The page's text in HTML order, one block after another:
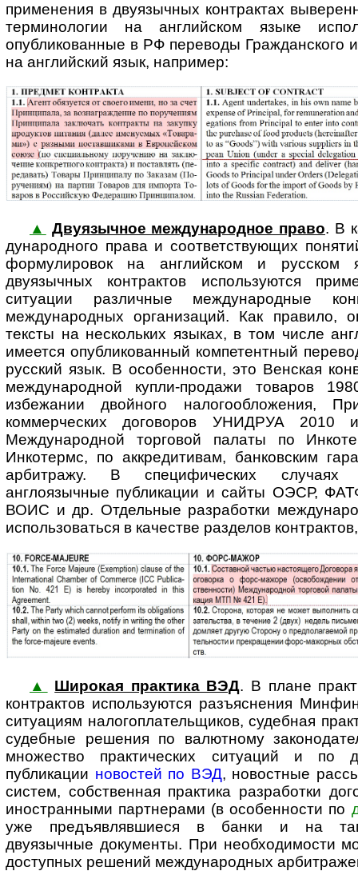
применения в двуязычных контрактах
терминологии на английском языке
опубликованные в РФ переводы Гражданского
на английский язык, например:
▲ Двуязычное международное право. В
ду­на­род­но­го права и со­от­вет­ст­ву­ю­щих
формулировок на английском и русском
двуязычных контрактов используются
ситуации различные международные
международных организаций. Как правило,
тексты на нескольких языках, в том числе
имеется опубликованный компетентный
русский язык. В особенности, это Венская
международной купли-продажи товаров
избежании двойного налогообложения,
коммерческих договоров УНИДРУА 2010
Международной торговой палаты по
Инкотермс, по аккредитивам, банковским
арбитражу. В специфических случаях
англоязычные публикации и сайты ОЭСР,
ВОИС и др. Отдельные разработки
использоваться в качестве разделов
▲ Широкая практика ВЭД. В плане
кон­т­рак­тов используются разъяснения
ситуациям налогоплательщиков, судебная
судебные решения по валютному
множество практических ситуаций и по
публикации новостей по ВЭД, новостные
систем, собственная практика разработки
иностранными партнерами (в особенности по
уже предъявлявшиеся в банки и на
двуязычные документы. При необходимости
доступных решений международных